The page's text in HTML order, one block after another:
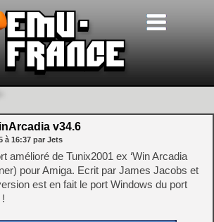
v34.6
à 16:37 par Jets
amélioré de Tunix2001 ex ‘Win Arcadia
pour Amiga. Ecrit par James Jacobs et
est en fait le port Windows du port